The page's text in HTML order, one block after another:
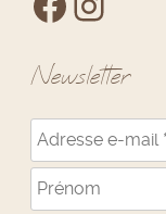
Newsletter